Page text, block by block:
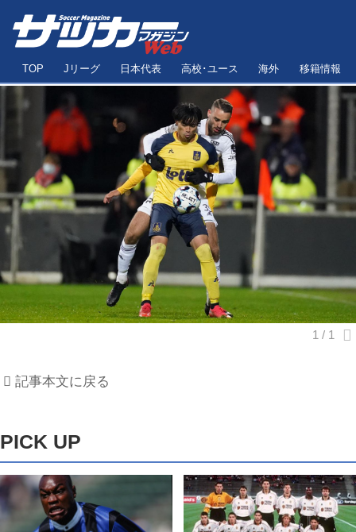
TOP Jリーグ 日本代表 高校･ユース 海外 移籍情報
記事本文に戻る
PICK UP